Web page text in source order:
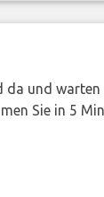
und warten
Sie in 5